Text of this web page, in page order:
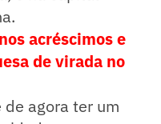
acréscimos e
de virada no
agora ter um